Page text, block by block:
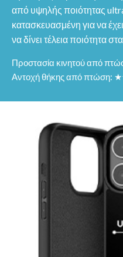
από υψηλής ποιότητας
κατασκευασμένη για να
να δίνει τέλεια ποιότητα
Προστασία κινητού από
Αντοχή θήκης από